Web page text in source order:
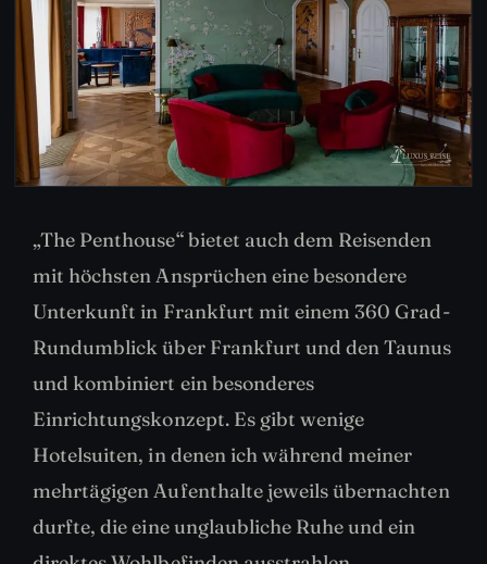
„The Penthouse“ bietet auch dem Reisenden
mit höchsten Ansprüchen eine besondere
Unterkunft in Frankfurt mit einem 360 Grad-
Rundumblick über Frankfurt und den Taunus
und kombiniert ein besonderes
Einrichtungskonzept. Es gibt wenige
Hotelsuiten, in denen ich während meiner
mehrtägigen Aufenthalte jeweils übernachten
durfte, die eine unglaubliche Ruhe und ein